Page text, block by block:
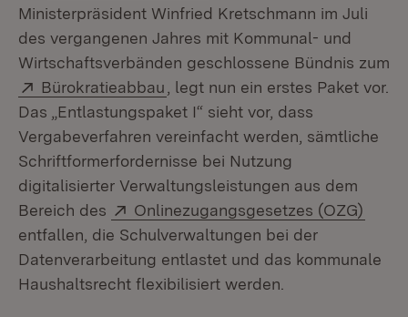
Ministerpräsident Winfried Kretschmann im Juli
des vergangenen Jahres mit Kommunal- und
Wirtschaftsverbänden geschlossene Bündnis zum
Extern:
Bürokratieabbau (Öffnet in neuem Fenster)
, legt nun ein erstes Paket vor.
Das „Entlastungspaket I“ sieht vor, dass
Vergabeverfahren vereinfacht werden, sämtliche
Schriftformerfordernisse bei Nutzung
digitalisierter Verwaltungsleistungen aus dem
Bereich des
Extern:
Onlinezugangsgesetzes (OZG)
entfallen, die Schulverwaltungen bei der
Datenverarbeitung entlastet und das kommunale
Haushaltsrecht flexibilisiert werden.